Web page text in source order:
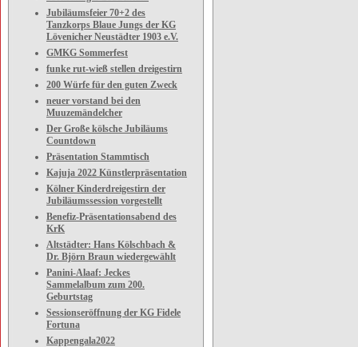
Jubiläumsfeier 70+2 des
Tanzkorps Blaue Jungs der KG
Lövenicher Neustädter 1903 e.V.
GMKG Sommerfest
funke rut-wieß stellen dreigestirn
200 Würfe für den guten Zweck
neuer vorstand bei den
Muuzemändelcher
Der Große kölsche Jubiläums
Countdown
Präsentation Stammtisch
Kajuja 2022 Künstlerpräsentation
Kölner Kinderdreigestirn der
Jubiläumssession vorgestellt
Benefiz-Präsentationsabend des
KrK
Altstädter: Hans Kölschbach &
Dr. Björn Braun wiedergewählt
Panini-Alaaf: Jeckes
Sammelalbum zum 200.
Geburtstag
Sessionseröffnung der KG Fidele
Fortuna
Kappengala2022